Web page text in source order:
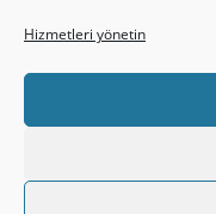
Hizmetleri yönetin
Online Kutsal
Ahuva
Paltalk